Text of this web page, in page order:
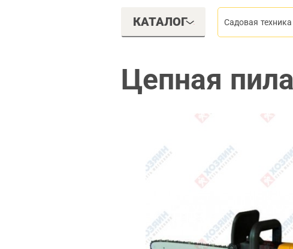
КАТАЛОГ Садовая техника
Цепная